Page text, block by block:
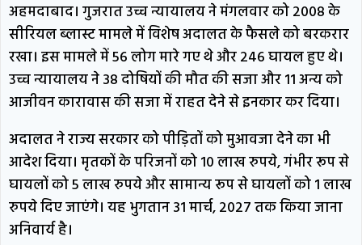
अहमदाबाद। गुजरात उच्च न्यायालय ने मंगलवार को 2008 के
सीरियल ब्लास्ट मामले में विशेष अदालत के फैसले को बरकरार
रखा। इस मामले में 56 लोग मारे गए थे और 246 घायल हुए थे।
उच्च न्यायालय ने 38 दोषियों की मौत की सजा और 11 अन्य को
आजीवन कारावास की सजा में राहत देने से इनकार कर दिया।
अदालत ने राज्य सरकार को पीड़ितों को मुआवजा देने का भी
आदेश दिया। मृतकों के परिजनों को 10 लाख रुपये, गंभीर रूप से
घायलों को 5 लाख रुपये और सामान्य रूप से घायलों को 1 लाख
रुपये दिए जाएंगे। यह भुगतान 31 मार्च, 2027 तक किया जाना
अनिवार्य है।